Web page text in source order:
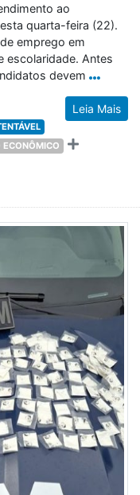
ao
quarta-feira (22).
emprego em
escolaridade. Antes
devem
Leia Mais
ECONÔMICO